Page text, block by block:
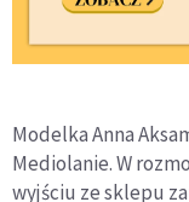
Modelka Anna
Mediolanie. W
wyjściu ze sklepu